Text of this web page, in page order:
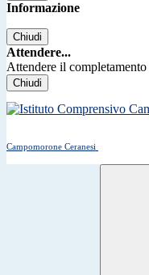
Informazione
Chiudi
Attendere...
Attendere il
Chiudi
Campomorone Ceranesi